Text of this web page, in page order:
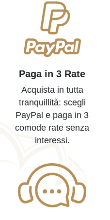
Paga in 3 Rate
Acquista in tutta
tranquillità: scegli
PayPal e paga in 3
comode rate senza
interessi.